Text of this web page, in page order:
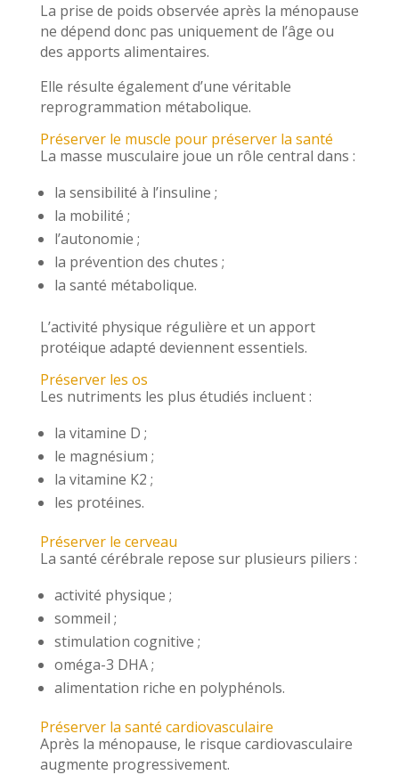
La prise de poids observée après la ménopause
ne dépend donc pas uniquement de l’âge ou
des apports alimentaires.
Elle résulte également d’une véritable
reprogrammation métabolique.
Préserver le muscle pour préserver la santé
La masse musculaire joue un rôle central dans :
la sensibilité à l’insuline ;
la mobilité ;
l’autonomie ;
la prévention des chutes ;
la santé métabolique.
L’activité physique régulière et un apport
protéique adapté deviennent essentiels.
Préserver les os
Les nutriments les plus étudiés incluent :
la vitamine D ;
le magnésium ;
la vitamine K2 ;
les protéines.
Préserver le cerveau
La santé cérébrale repose sur plusieurs piliers :
activité physique ;
sommeil ;
stimulation cognitive ;
oméga-3 DHA ;
alimentation riche en polyphénols.
Préserver la santé cardiovasculaire
Après la ménopause, le risque cardiovasculaire
augmente progressivement.